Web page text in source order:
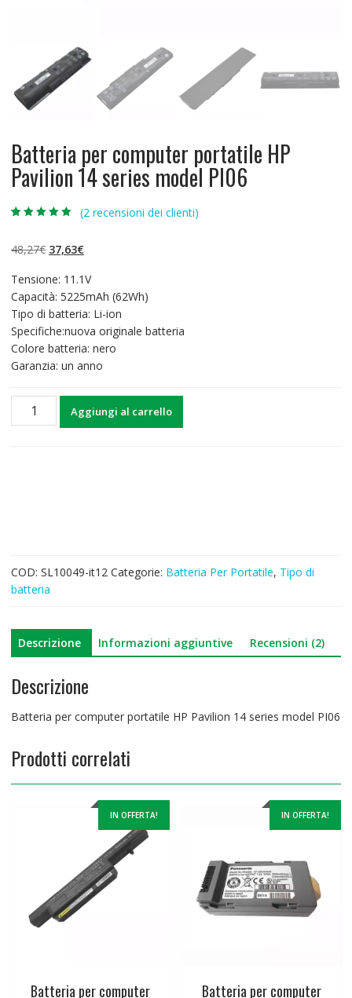
Batteria per computer portatile HP
Pavilion 14 series model PI06
base di
recensioni
(2 recensioni dei clienti)
48,27€ Il
originale
era:
48,27€.
37,63€Il
attuale
è:
37,63€.
Tensione: 11.1V
Capacità: 5225mAh (62Wh)
Tipo di batteria: Li-ion
Specifiche:nuova originale batteria
Colore batteria: nero
Garanzia: un anno
Batteria
PI06
quantità
Aggiungi al carrello
COD: SL10049-it12 Categorie: Batteria Per Portatile, Tipo di
batteria
Descrizione Informazioni aggiuntive Recensioni (2)
Descrizione
Batteria per computer portatile HP Pavilion 14 series model PI06
Prodotti correlati
IN OFFERTA!
Batteria per computer
IN OFFERTA!
Batteria per computer